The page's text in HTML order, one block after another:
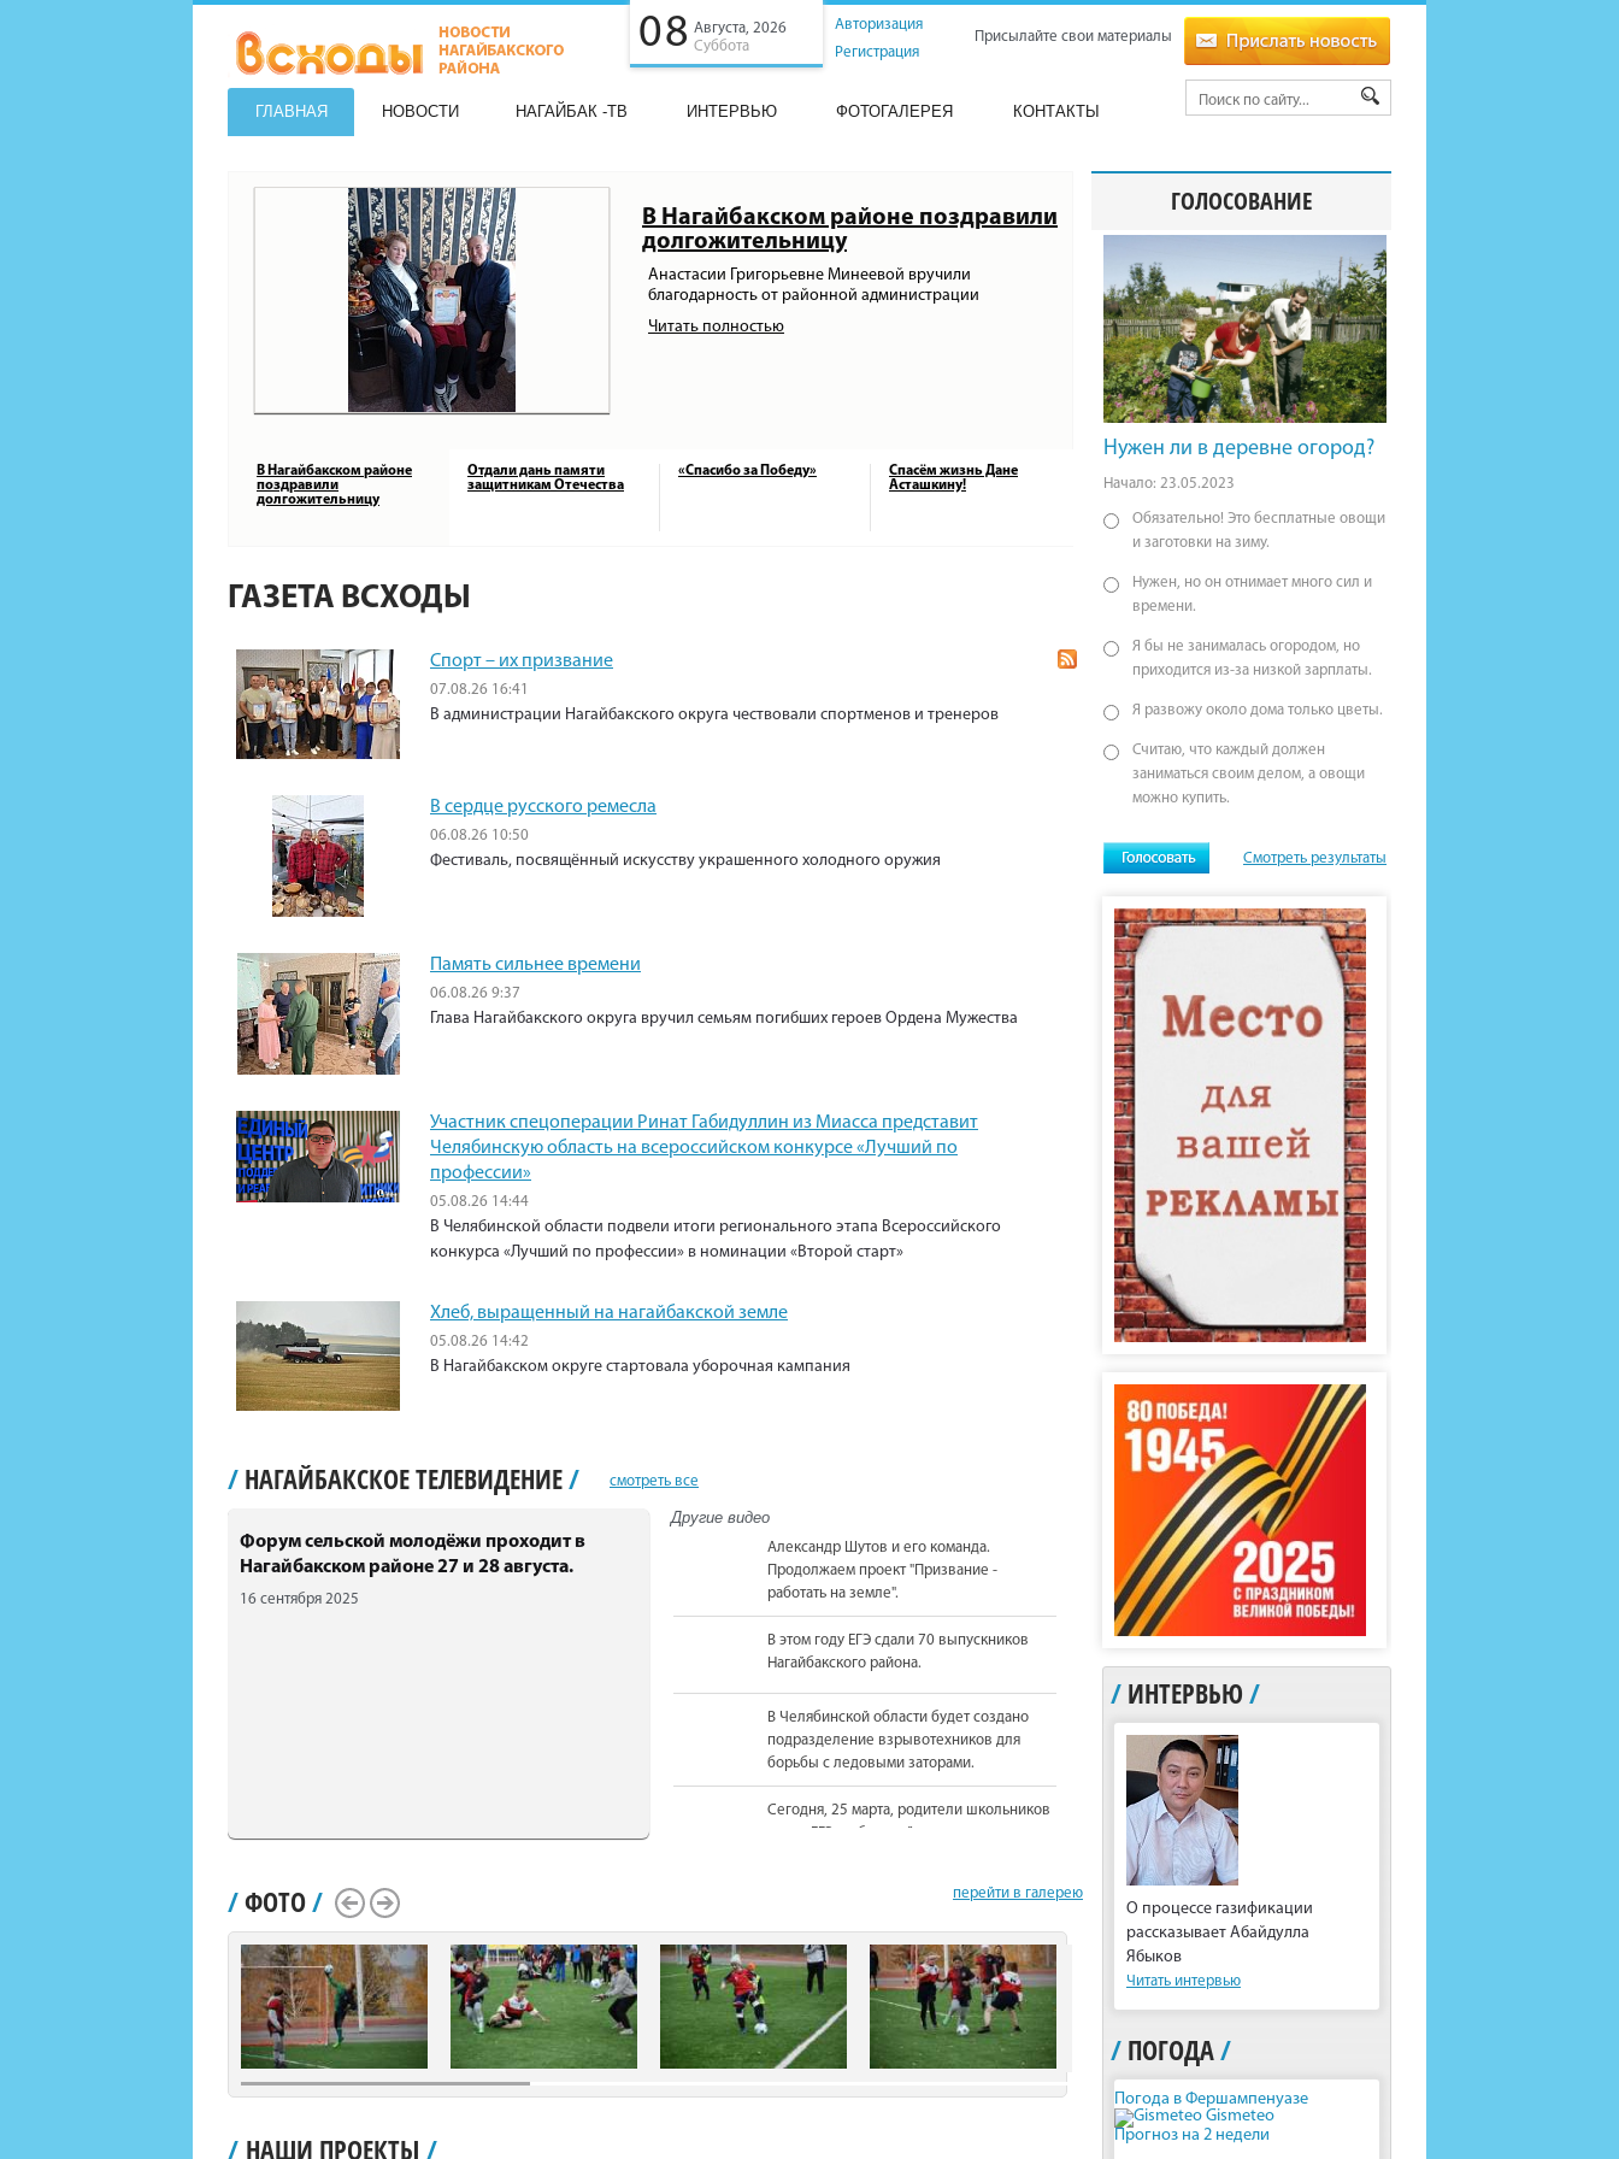
08 Августа, 2026
Суббота
Авторизация
Регистрация
Присылайте свои материалы
ГЛАВНАЯ НОВОСТИ НАГАЙБАК -ТВ ИНТЕРВЬЮ ФОТОГАЛЕРЕЯ КОНТАКТЫ
В Нагайбакском районе поздравили
долгожительницу
Анастасии Григорьевне Минеевой вручили
благодарность от районной администрации
Читать полностью
В Нагайбакском районе
поздравили
долгожительницу
Отдали дань памяти
защитникам Отечества
«Спасибо за Победу»
Спасём жизнь Дане
Асташкину!
ГАЗЕТА ВСХОДЫ
Спорт – их призвание
07.08.26 16:41
В администрации Нагайбакского округа чествовали спортменов и тренеров
В сердце русского ремесла
06.08.26 10:50
Фестиваль, посвящённый искусству украшенного холодного оружия
Память сильнее времени
06.08.26 9:37
Глава Нагайбакского округа вручил семьям погибших героев Ордена Мужества
Участник спецоперации Ринат Габидуллин из Миасса представит
Челябинскую область на всероссийском конкурсе «Лучший по
профессии»
05.08.26 14:44
В Челябинской области подвели итоги регионального этапа Всероссийского
конкурса «Лучший по профессии» в номинации «Второй старт»
Хлеб, выращенный на нагайбакской земле
05.08.26 14:42
В Нагайбакском округе стартовала уборочная кампания
/ НАГАЙБАКСКОЕ ТЕЛЕВИДЕНИЕ/ смотреть все
Форум сельской молодёжи проходит в
Нагайбакском районе 27 и 28 августа.
16 сентября 2025
Другие видео
Александр Шутов и его команда.
Продолжаем проект "Призвание -
работать на земле".
В этом году ЕГЭ сдали 70 выпускников
Нагайбакского района.
В Челябинской области будет создано
подразделение взрывотехников для
борьбы с ледовыми заторами.
Сегодня, 25 марта, родители школьников
сдали ЕГЭ по базовой математике.
На должность Уполномоченного по
вновь назначена Юлия Сударенко
Юные читатели приняли участие в
чемпионате по чтению вслух.
В Нагайбакском районе установлен
/ФОТО/ перейти в галерею
Scroll LeftScroll Right
/ НАШИ ПРОЕКТЫ /
ГОЛОСОВАНИЕ
Нужен ли в деревне огород?
Начало: 23.05.2023
Обязательно! Это бесплатные овощи
и заготовки на зиму.
Нужен, но он отнимает много сил и
времени.
Я бы не занималась огородом, но
приходится из-за низкой зарплаты.
Я развожу около дома только цветы.
Считаю, что каждый должен
заниматься своим делом, а овощи
можно купить.
Смотреть результаты
/ ИНТЕРВЬЮ /
О процессе газификации
рассказывает Абайдулла
Ябыков
Читать интервью
/ ПОГОДА/
Погода в Фершампенуазе
Gismeteo
Прогноз на 2 недели